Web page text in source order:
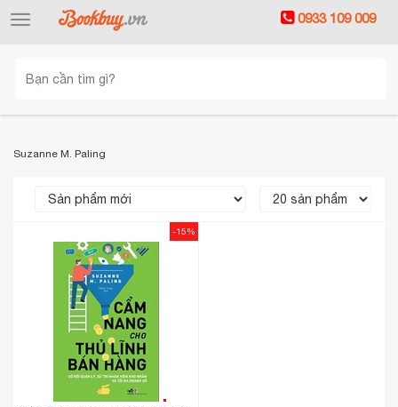
Toggle
0933 109 009
Suzanne M. Paling
-15%